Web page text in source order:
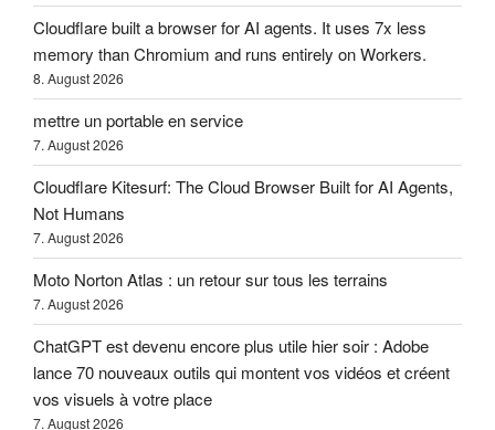
Cloudflare built a browser for AI agents. It uses 7x less
memory than Chromium and runs entirely on Workers.
8. August 2026
mettre un portable en service
7. August 2026
Cloudflare Kitesurf: The Cloud Browser Built for AI Agents,
Not Humans
7. August 2026
Moto Norton Atlas : un retour sur tous les terrains
7. August 2026
ChatGPT est devenu encore plus utile hier soir : Adobe
lance 70 nouveaux outils qui montent vos vidéos et créent
vos visuels à votre place
7. August 2026